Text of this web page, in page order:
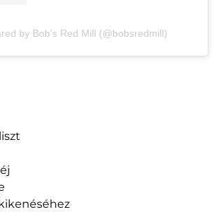
by Bob's Red Mill (@bobsredmill)